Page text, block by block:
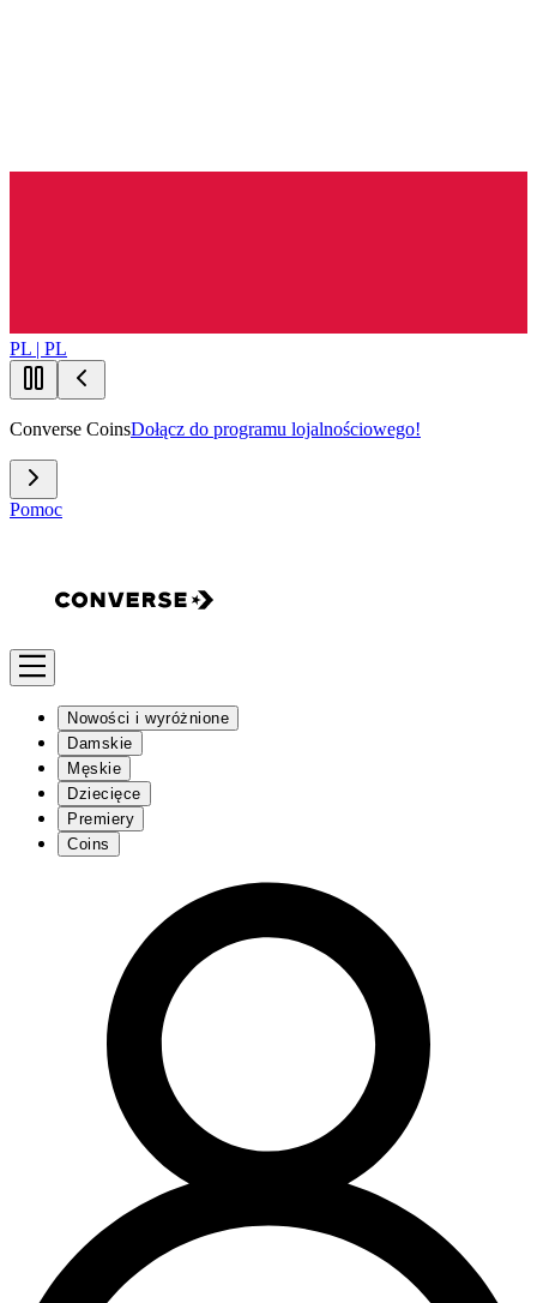
PL | PL
Converse CoinsDołącz do programu lojalnościowego!
Pomoc
Nowości i wyróżnione
Damskie
Męskie
Dziecięce
Premiery
Coins